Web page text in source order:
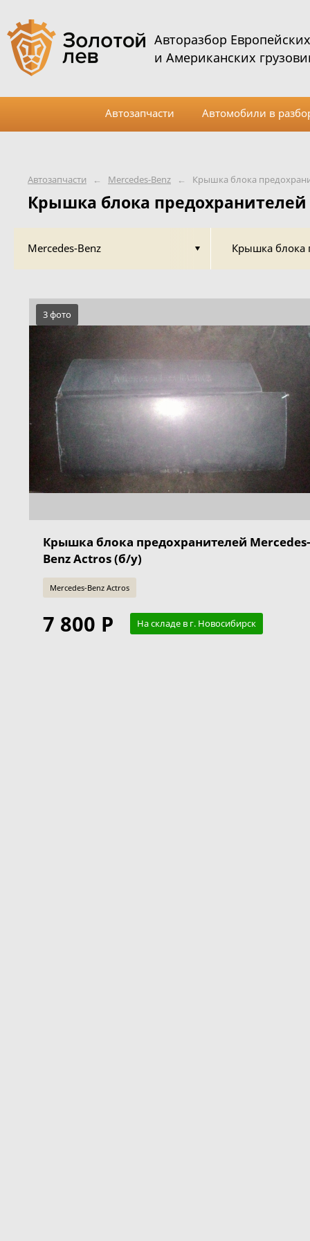
Автозапчасти ← Mercedes-Benz ← Крышка блока
Крышка блока предохранителей
Mercedes-Benz Крышка блока
3 фото
Крышка блока предохранителей Mercedes-
Benz Actros (б/у)
Mercedes-Benz Actros
7 800 Р На складе в г. Новосибирск
Авторазбор Европейских
и Американских
Автозапчасти Автомобили в